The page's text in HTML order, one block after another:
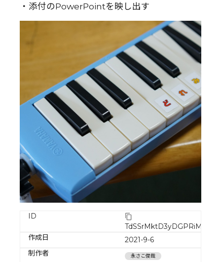
・添付のPowerPointを映し出す
ID
TdSSrMktD3yDGPRiMTWZ
作成日
2021-9-6
制作者
永さこ俊哉